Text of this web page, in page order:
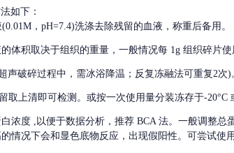
如下：
，pH=7.4)洗涤去除残留的血液，称重后备用。
体积取决于组织的重量，一般情况每 1g 组织碎片
声破碎过程中，需冰浴降温；反复冻融法可重复2次)
取上清即可检测。或按一次使用量分装冻存于-20°C
浓度 ,以便于数据分析，推荐 BCA 法。一般调整总
情况下会和显色底物反应，出现假阳性。可尝试使用